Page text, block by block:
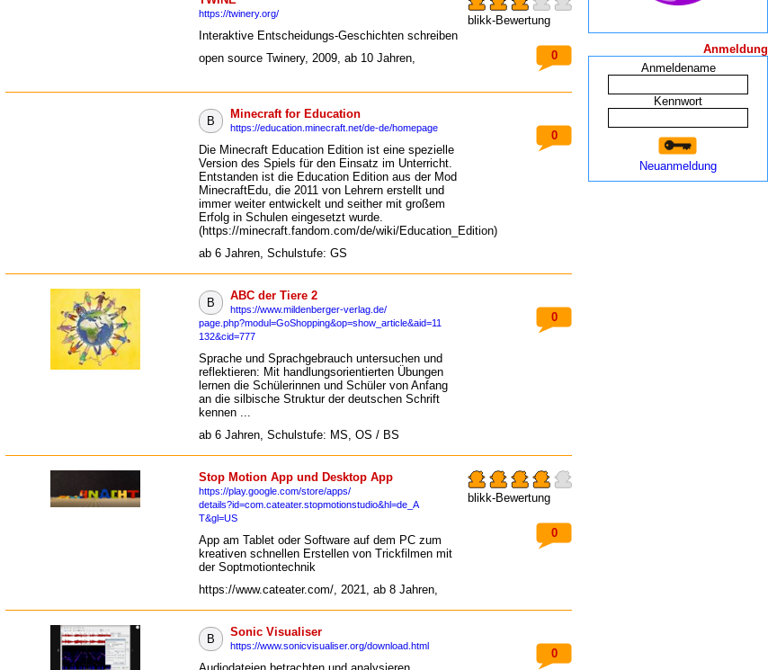
https://twinery.org/
Interaktive Entscheidungs-Geschichten schreiben
open source Twinery, 2009, ab 10 Jahren,
blikk-Bewertung
0
B
Minecraft for Education
https://education.minecraft.net/de-de/homepage
Die Minecraft Education Edition ist eine spezielle
Version des Spiels für den Einsatz im Unterricht.
Entstanden ist die Education Edition aus der Mod
MinecraftEdu, die 2011 von Lehrern erstellt und
immer weiter entwickelt und seither mit großem
Erfolg in Schulen eingesetzt wurde.
(https://minecraft.fandom.com/de/wiki/Education_Edition)
ab 6 Jahren, Schulstufe: GS
0
B
ABC der Tiere 2
https://www.mildenberger-verlag.de/
page.php?modul=GoShopping&op=show_article&aid=11
132&cid=777
Sprache und Sprachgebrauch untersuchen und
reflektieren: Mit handlungsorientierten Übungen
lernen die Schülerinnen und Schüler von Anfang
an die silbische Struktur der deutschen Schrift
kennen ...
ab 6 Jahren, Schulstufe: MS, OS / BS
0
Stop Motion App und Desktop App
https://play.google.com/store/apps/
details?id=com.cateater.stopmotionstudio&hl=de_A
T&gl=US
App am Tablet oder Software auf dem PC zum
kreativen schnellen Erstellen von Trickfilmen mit
der Soptmotiontechnik
https://www.cateater.com/, 2021, ab 8 Jahren,
blikk-Bewertung
0
B
Sonic Visualiser
https://www.sonicvisualiser.org/download.html
0
Anmeldung
Anmeldename
Kennwort
Neuanmeldung